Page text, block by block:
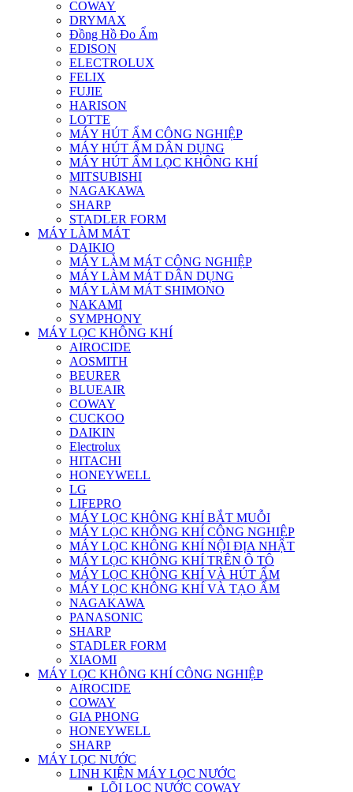
COWAY
DRYMAX
Đồng Hồ Đo Ẩm
EDISON
ELECTROLUX
FELIX
FUJIE
HARISON
LOTTE
MÁY HÚT ẨM CÔNG NGHIỆP
MÁY HÚT ẨM DÂN DỤNG
MÁY HÚT ẨM LỌC KHÔNG KHÍ
MITSUBISHI
NAGAKAWA
SHARP
STADLER FORM
MÁY LÀM MÁT
DAIKIO
MÁY LÀM MÁT CÔNG NGHIỆP
MÁY LÀM MÁT DÂN DỤNG
MÁY LÀM MÁT SHIMONO
NAKAMI
SYMPHONY
MÁY LỌC KHÔNG KHÍ
AIROCIDE
AOSMITH
BEURER
BLUEAIR
COWAY
CUCKOO
DAIKIN
Electrolux
HITACHI
HONEYWELL
LG
LIFEPRO
MÁY LỌC KHÔNG KHÍ BẮT MUỖI
MÁY LỌC KHÔNG KHÍ CÔNG NGHIỆP
MÁY LỌC KHÔNG KHÍ NỘI ĐỊA NHẬT
MÁY LỌC KHÔNG KHÍ TRÊN Ô TÔ
MÁY LỌC KHÔNG KHÍ VÀ HÚT ẨM
MÁY LỌC KHÔNG KHÍ VÀ TẠO ẨM
NAGAKAWA
PANASONIC
SHARP
STADLER FORM
XIAOMI
MÁY LỌC KHÔNG KHÍ CÔNG NGHIỆP
AIROCIDE
COWAY
GIA PHONG
HONEYWELL
SHARP
MÁY LỌC NƯỚC
LINH KIỆN MÁY LỌC NƯỚC
LÕI LỌC NƯỚC COWAY